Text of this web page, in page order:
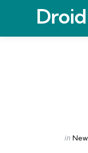
Posted
in